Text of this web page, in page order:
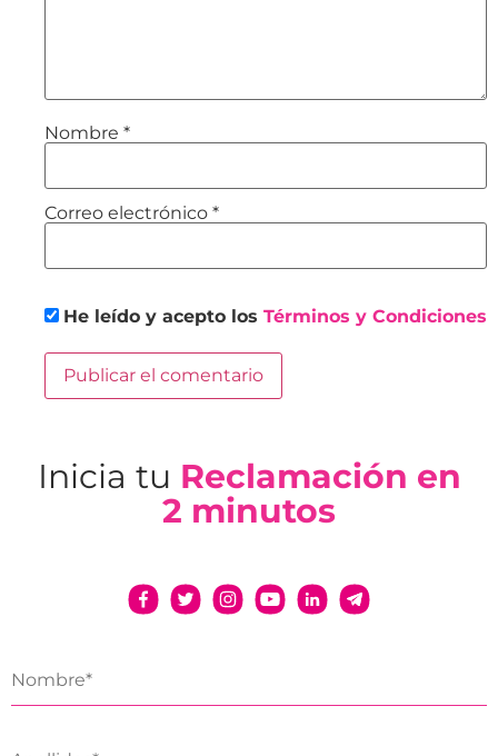
Nombre *
Correo electrónico *
He leído y acepto los Términos y Condiciones
Inicia tu Reclamación en
2 minutos